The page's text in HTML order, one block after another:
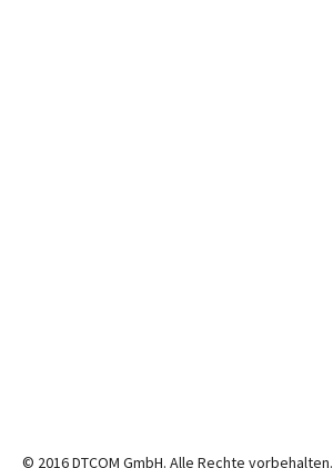
© 2016 DTCOM GmbH. Alle Rechte vorbehalten.